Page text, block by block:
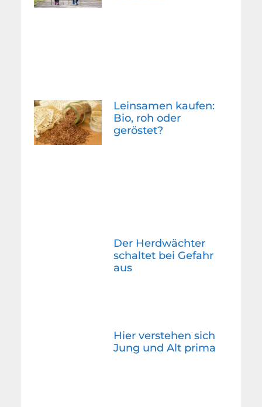
Leinsamen kaufen:
Bio, roh oder
geröstet?
Der Herdwächter
schaltet bei Gefahr
aus
Hier verstehen sich
Jung und Alt prima